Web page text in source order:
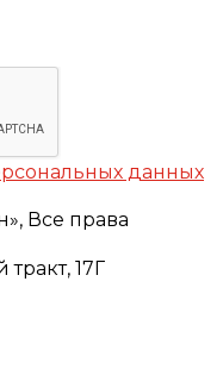
данных
Все права
17Г